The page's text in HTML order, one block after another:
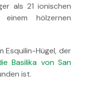
als 21 ionischen
hölzernen
Esquilin-Hügel, der
Basilika von San
ist.